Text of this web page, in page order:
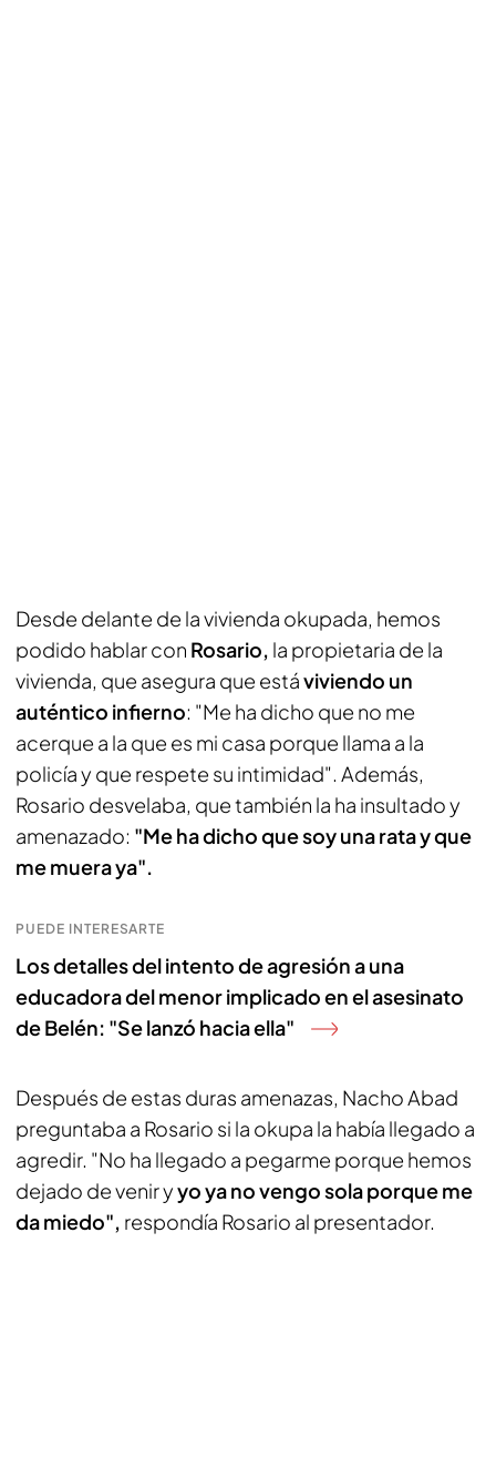
Desde delante de la vivienda okupada, hemos
podido hablar con Rosario, la propietaria de la
vivienda, que asegura que estáviviendo un
auténtico infierno: "Me ha dicho que no me
acerque a la que es mi casa porque llama a la
policía y que respete su intimidad". Además,
Rosario desvelaba, que también la ha insultado y
amenazado: "Me ha dicho que soy una rata y que
me muera ya".
PUEDE INTERESARTE
Los detalles del intento de agresión a una
educadora del menor implicado en el asesinato
de Belén: "Se lanzó hacia ella"
Después de estas duras amenazas, Nacho Abad
preguntaba a Rosario si la okupa la había llegado a
agredir. "No ha llegado a pegarme porque hemos
dejado de venir yyo ya no vengo sola porque me
da miedo", respondía Rosario al presentador.